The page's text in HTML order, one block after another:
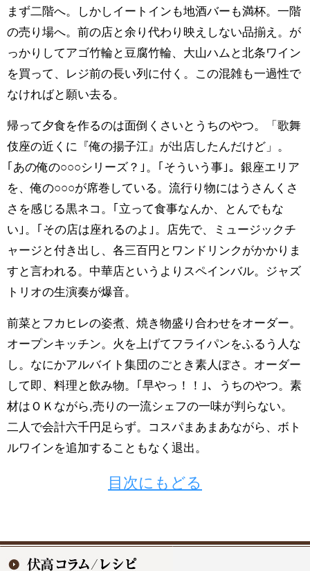
まず二階へ。しかしイートインも地酒バーも満杯。一階
の売り場へ。前の店と余り代わり映えしない品揃え。が
っかりしてアゴ竹輪と豆腐竹輪、大山ハムと北条ワイン
を買って、レジ前の長い列に付く。この混雑も一過性で
なければと願い去る。
帰って夕食を作るのは面倒くさいとうちのやつ。「歌舞
伎座の近くに『俺の揚子江』が出店したんだけど」。
｢あの俺の○○○シリーズ？｣。｢そういう事｣。銀座エリア
を、俺の○○○が席巻している。流行り物にはうさんくさ
さを感じる黒ネコ。｢立って食事なんか、とんでもな
い｣。｢その店は座れるのよ｣。店先で、ミュージックチ
ャージと付き出し、各三百円とワンドリンクがかかりま
すと言われる。中華店というよりスペインバル。ジャズ
トリオの生演奏が爆音。
前菜とフカヒレの姿煮、焼き物盛り合わせをオーダー。
オープンキッチン。火を上げてフライパンをふるう人な
し。なにかアルバイト集団のごとき素人ぽさ。オーダー
して即、料理と飲み物。｢早やっ！！｣、うちのやつ。素
材はＯＫながら,売りの一流シェフの一味が判らない。
二人で会計六千円足らず。コスパまあまあながら、ボト
ルワインを追加することもなく退出。
目次にもどる